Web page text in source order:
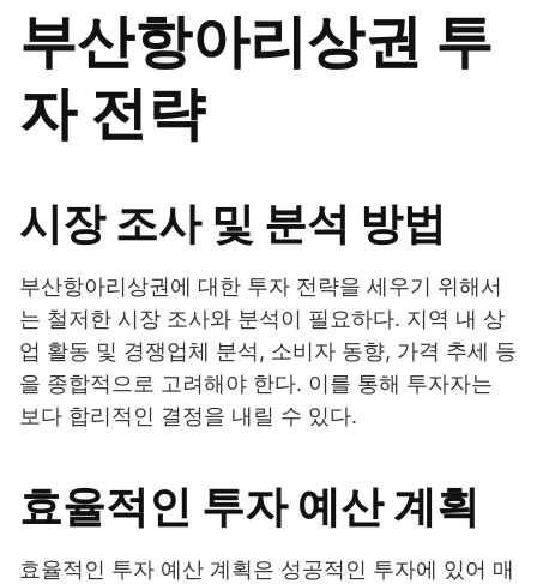
부산항아리상권 투
자 전략
시장 조사 및 분석 방법
부산항아리상권에 대한 투자 전략을 세우기 위해서
는 철저한 시장 조사와 분석이 필요하다. 지역 내 상
업 활동 및 경쟁업체 분석, 소비자 동향, 가격 추세 등
을 종합적으로 고려해야 한다. 이를 통해 투자자는
보다 합리적인 결정을 내릴 수 있다.
효율적인 투자 예산 계획
효율적인 투자 예산 계획은 성공적인 투자에 있어 매